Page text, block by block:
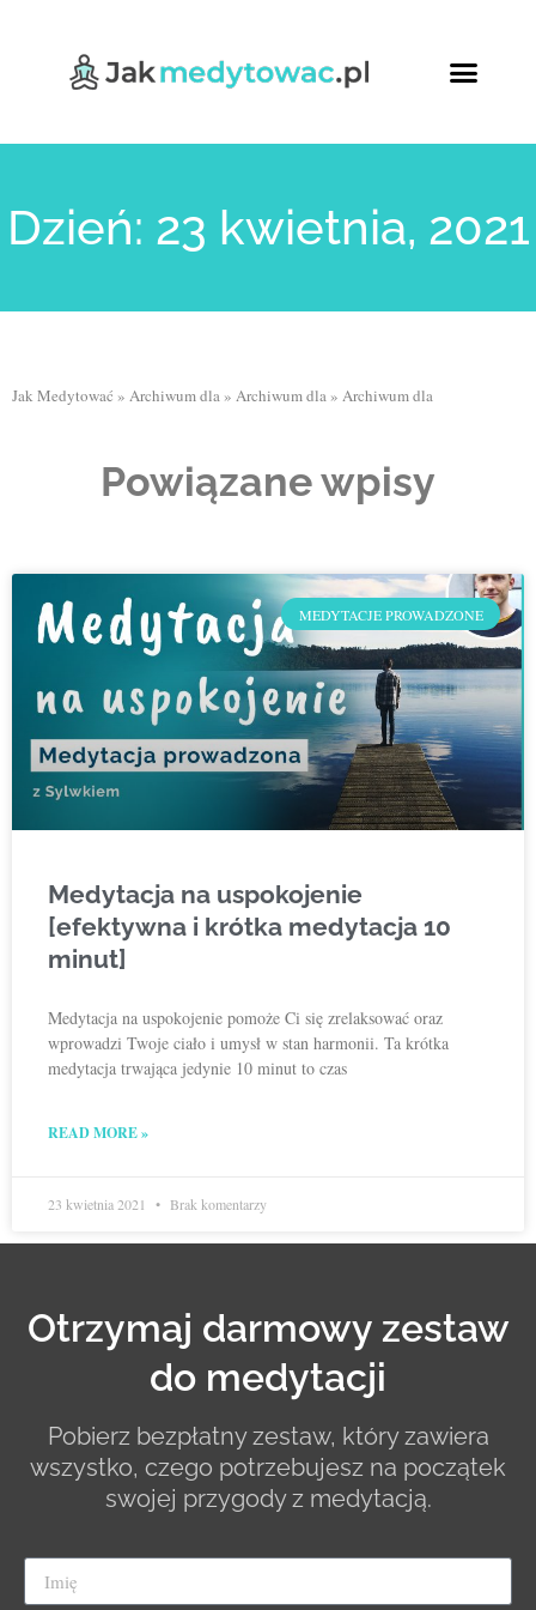
Dzień: 23 kwietnia, 2021
Jak Medytować » Archiwum dla » Archiwum dla » Archiwum dla
Powiązane wpisy
MEDYTACJE PROWADZONE
Medytacja na uspokojenie
[efektywna i krótka medytacja 10
minut]
Medytacja na uspokojenie pomoże Ci się zrelaksować oraz
wprowadzi Twoje ciało i umysł w stan harmonii. Ta krótka
medytacja trwająca jedynie 10 minut to czas
READ MORE »
23 kwietnia 2021 Brak komentarzy
Otrzymaj darmowy zestaw
do medytacji
Pobierz bezpłatny zestaw, który zawiera
wszystko, czego potrzebujesz na początek
swojej przygody z medytacją.